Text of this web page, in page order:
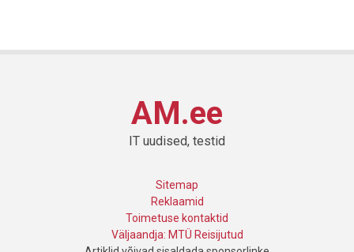
AM.ee
IT uudised, testid
Sitemap
Reklaamid
Toimetuse kontaktid
Väljaandja: MTÜ Reisijutud